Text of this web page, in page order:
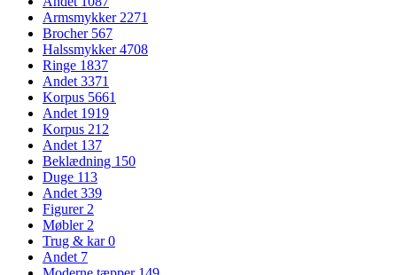
Armsmykker 2271
Brocher 567
Halssmykker4708
Ringe 1837
Andet 3371
Korpus 5661
Andet 1919
Korpus 212
Andet 137
Beklædning 150
Duge 113
Andet 339
Figurer 2
Møbler 2
Trug & kar0
Andet 7